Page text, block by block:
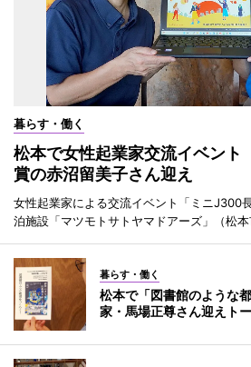
暮らす・働く
松本で女性起業家交流イベン
賞の赤沼留美子さん迎え
女性起業家による交流イベント「ミニJ300
泊施設「マツモトサトヤマドアーズ」（松本
暮らす・働く
松本で「図書館のような
家・馬場正尊さん迎えト